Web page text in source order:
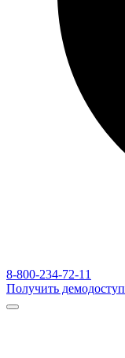
8-800-234-72-11
Получить демодоступ